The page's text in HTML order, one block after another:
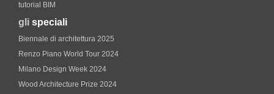
tutorial BIM
gli speciali
Biennale di architettura 2025
Renzo Piano World Tour 2024
Milano Design Week 2024
Wood Architecture Prize 2024